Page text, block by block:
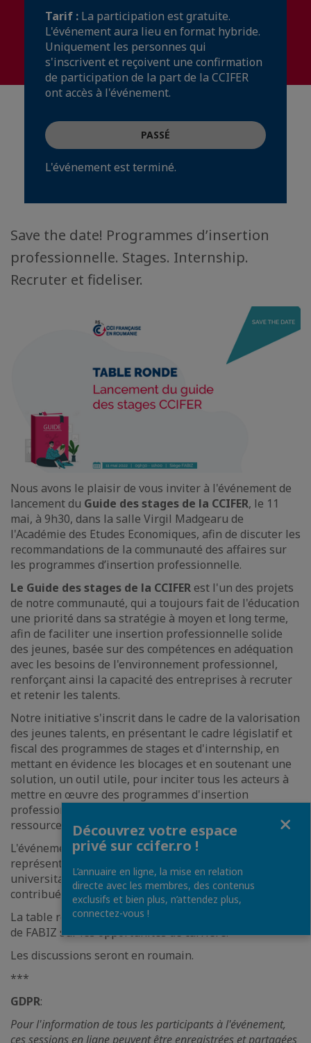
Tarif : La participation est gratuite.
L'événement aura lieu en format hybride.
Uniquement les personnes qui
s'inscrivent et reçoivent une confirmation
de participation de la part de la CCIFER
ont accès à l'événement.
PASSÉ
L'événement est terminé.
Save the date! Programmes d’insertion
professionnelle. Stages. Internship.
Recruter et fideliser.
Nous avons le plaisir de vous inviter à l'événement de
lancement du Guide des stages de la CCIFER, le 11
mai, à 9h30, dans la salle Virgil Madgearu de
l'Académie des Etudes Economiques, afin de discuter les
recommandations de la communauté des affaires sur
les programmes d’insertion professionnelle.
Le Guide des stages de la CCIFER est l'un des projets
de notre communauté, qui a toujours fait de l'éducation
une priorité dans sa stratégie à moyen et long terme,
afin de faciliter une insertion professionnelle solide
des jeunes, basée sur des compétences en adéquation
avec les besoins de l'environnement professionnel,
renforçant ainsi la capacité des entreprises à recruter
et retenir les talents.
Notre initiative s'inscrit dans le cadre de la valorisation
des jeunes talents, en présentant le cadre législatif et
fiscal des programmes de stages et d'internship, en
mettant en évidence les blocages et en soutenant une
solution, un outil utile, pour inciter tous les acteurs à
mettre en œuvre des programmes d'insertion
professionnelle et à faire plus souvent appel à cette
ressource accessible qu'est la jeunesse.
L'événement se déroulera en présence de
représentants des autorités publiques, du monde
universitaire et du monde des affaires qui ont
contribué à cet ensemble de recommandations.
La table ronde sera suivie d'un débat avec les étudiants
de FABIZ sur les opportunités de carrière.
Les discussions seront en roumain.
***
GDPR:
Pour l'information de tous les participants à l'événement,
ces sessions en ligne peuvent être enregistrées et partagées
Découvrez votre espace
privé sur ccifer.ro !
L’annuaire en ligne, la mise en relation
directe avec les membres, des contenus
exclusifs et bien plus, n’attendez plus,
connectez-vous !